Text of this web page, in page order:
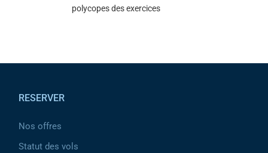
polycopes des exercices
RESERVER
Nos offres
Statut des vols